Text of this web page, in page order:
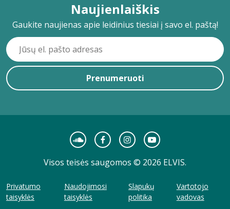
Naujienlaiškis
Gaukite naujienas apie leidinius tiesiai į savo el. paštą!
Prenumeruoti
Visos teisės saugomos © 2026 ELVIS.
Privatumo
taisyklės
Naudojimosi
taisyklės
Slapukų
politika
Vartotojo
vadovas